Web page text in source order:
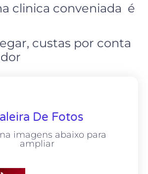
clinica conveniada é
custas por conta
De Fotos
imagens abaixo para
ampliar